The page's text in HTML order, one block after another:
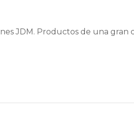
JDM. Productos de una gran